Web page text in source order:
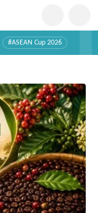
#ASEAN Cup 2026